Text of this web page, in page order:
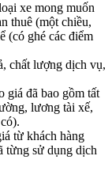
xe mong muốn
thuê (một chiều,
(có ghé các điểm
chất lượng dịch vụ,
giá đã bao gồm tất
lương tài xế,
từ khách hàng
từng sử dụng dịch